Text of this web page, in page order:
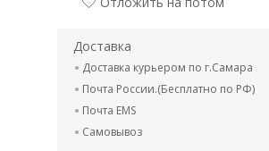
Доставка
Доставка курьером по г.Самара
Почта России.(Бесплатно по РФ)
Почта EMS
Самовывоз